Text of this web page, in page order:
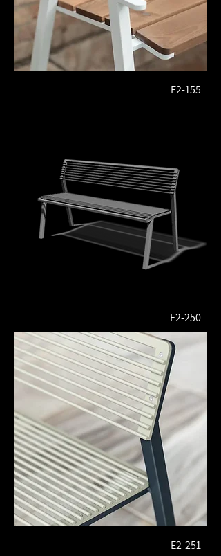
E2-155
E2-250
E2-251